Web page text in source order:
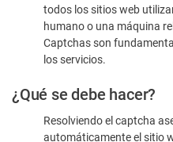
humano
todos los sitios web
humano o una máquina
Captchas son
los servicios.
¿Qué se debe hacer?
Resolviendo el captcha
automáticamente el sitio